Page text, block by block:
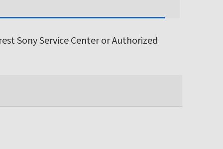
Sony Service Center or Authorized